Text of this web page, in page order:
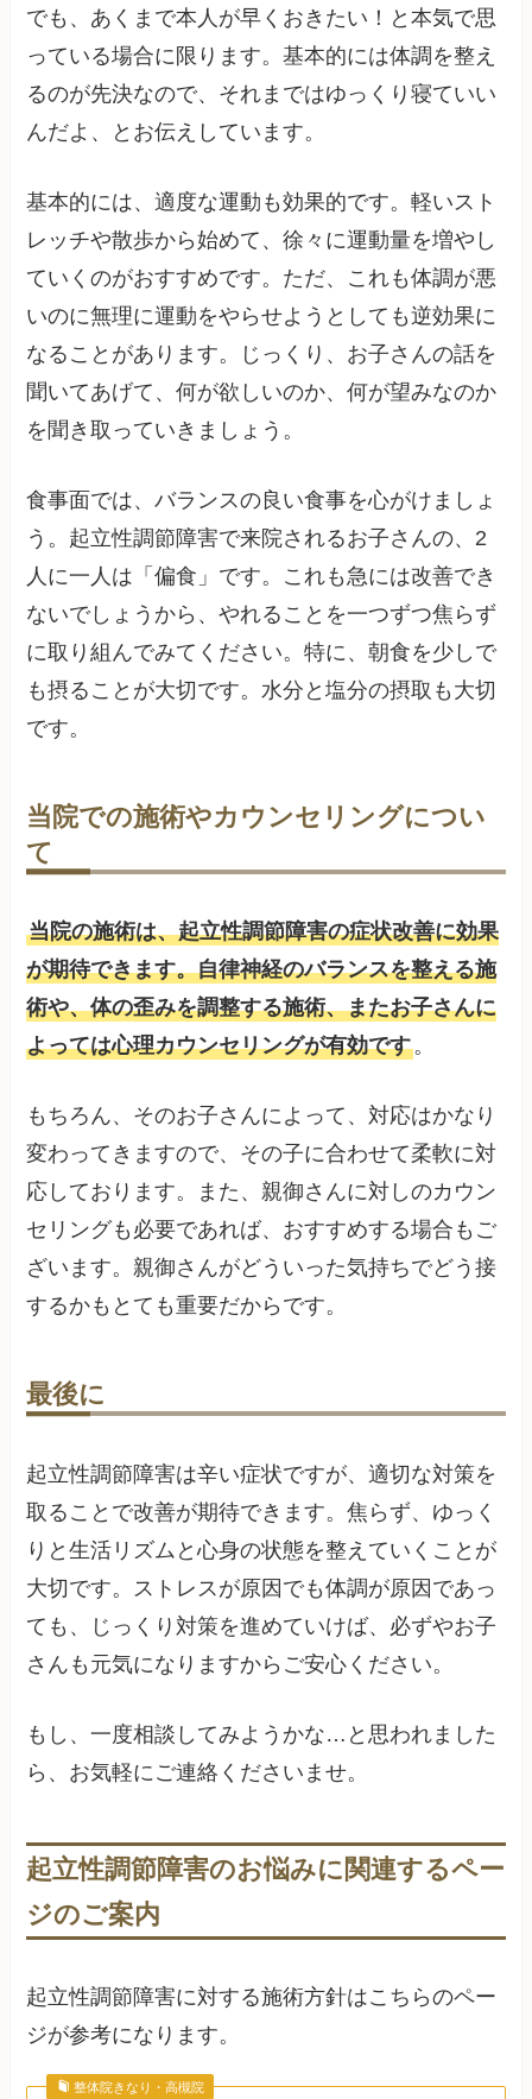
でも、あくまで本人が早くおきたい！と本気で思
っている場合に限ります。基本的には体調を整え
るのが先決なので、それまではゆっくり寝ていい
んだよ、とお伝えしています。
基本的には、適度な運動も効果的です。軽いスト
レッチや散歩から始めて、徐々に運動量を増やし
ていくのがおすすめです。ただ、これも体調が悪
いのに無理に運動をやらせようとしても逆効果に
なることがあります。じっくり、お子さんの話を
聞いてあげて、何が欲しいのか、何が望みなのか
を聞き取っていきましょう。
食事面では、バランスの良い食事を心がけましょ
う。起立性調節障害で来院されるお子さんの、2
人に一人は「偏食」です。これも急には改善でき
ないでしょうから、やれることを一つずつ焦らず
に取り組んでみてください。特に、朝食を少しで
も摂ることが大切です。水分と塩分の摂取も大切
です。
当院での施術やカウンセリングについ
て
当院の施術は、起立性調節障害の症状改善に効果
が期待できます。自律神経のバランスを整える施
術や、体の歪みを調整する施術、またお子さんに
よっては心理カウンセリングが有効です。
もちろん、そのお子さんによって、対応はかなり
変わってきますので、その子に合わせて柔軟に対
応しております。また、親御さんに対しのカウン
セリングも必要であれば、おすすめする場合もご
ざいます。親御さんがどういった気持ちでどう接
するかもとても重要だからです。
最後に
起立性調節障害は辛い症状ですが、適切な対策を
取ることで改善が期待できます。焦らず、ゆっく
りと生活リズムと心身の状態を整えていくことが
大切です。ストレスが原因でも体調が原因であっ
ても、じっくり対策を進めていけば、必ずやお子
さんも元気になりますからご安心ください。
もし、一度相談してみようかな…と思われました
ら、お気軽にご連絡くださいませ。
起立性調節障害のお悩みに関連するペー
ジのご案内
起立性調節障害に対する施術方針はこちらのペー
ジが参考になります。
整体院きなり・高槻院